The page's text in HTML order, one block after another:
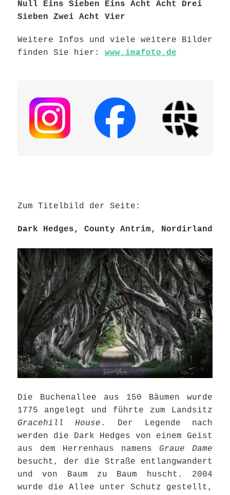
Null Eins Sieben Eins Acht Acht Drei
Sieben Zwei Acht Vier
Weitere Infos und viele weitere Bilder
finden Sie hier: www.imafoto.de
Zum Titelbild der Seite:
Dark Hedges, County Antrim, Nordirland
Die Buchenallee aus 150 Bäumen wurde
1775 angelegt und führte zum Landsitz
Gracehill House . Der Legende nach
werden die Dark Hedges von einem Geist
aus dem Herrenhaus namens Graue Dame
besucht, der die Straße entlangwandert
und von Baum zu Baum huscht. 2004
wurde die Allee unter Schutz gestellt,